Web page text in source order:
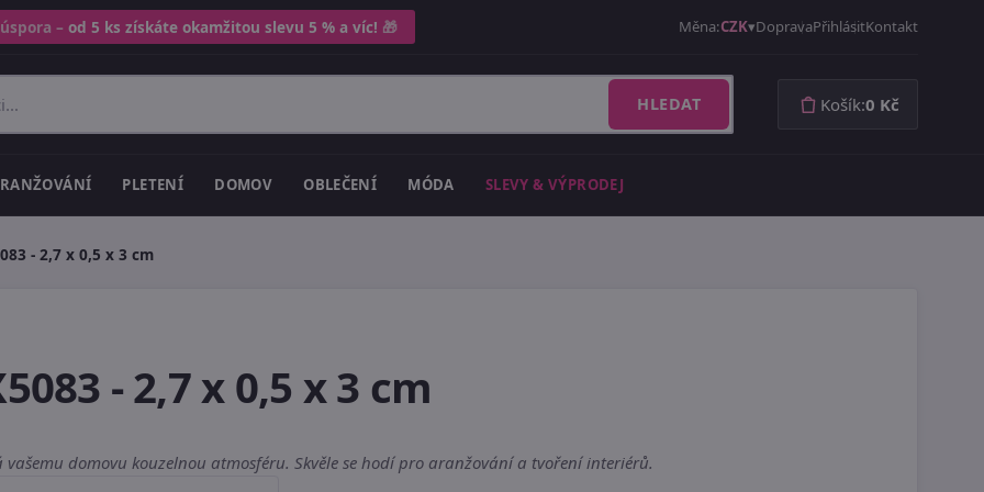
– od 5 ks získáte okamžitou slevu 5 % a víc! 🎁 Měna:CZK DopravaPřihlásitKontakt
HLEDAT Košík:0 Kč
PLETENÍ DOMOV OBLEČENÍ MÓDA SLEVY & VÝPRODEJ
- 2,7 x 0,5 x 3 cm
- 2,7 x 0,5 x 3 cm
domovu kouzelnou atmosféru. Skvěle se hodí pro aranžování a tvoření interiérů.